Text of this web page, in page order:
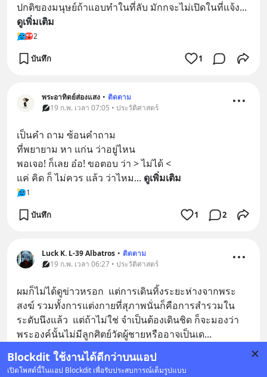
Blockdit ใช้งานได้ดีกว่าบนแอป
เปิดโพสต์นี้ในแอป Blockdit เพื่อรับประสบการณ์เต็มรูปแบบ
ปกติของมนุษย์ถ้าแอบทำในที่ลับ มักกจะไม่เปิดในที่แจ้ง...
ดูเพิ่มเติม
2
บันทึก 1
พระอาทิตย์ส่องแสง • ติดตาม
19 ก.พ. เวลา 07:05 • ประวัติศาสตร์
เป็นคำ ถาม ซ้อนคำถาม
ที่พยายาม หา แก่น ว่าอยู่ไหน
พอเจอ! ก็เลย อ๋อ! ขอตอบ ว่า > ไม่ได้ <
แค่ คิด ก็ ไม่ควร แล้ว ว่าไหม... ดูเพิ่มเติม
1
บันทึก 1 2
Luck K. L-39 Albatros • ติดตาม
19 ก.พ. เวลา 06:27 • ประวัติศาสตร์
ผมก็ไม่ได้ดูข่าวหรอก  แต่การเดินทิ้งระยะห่างจากพระ
สงฆ์ รวมทั้งการแต่งกายที่สุภาพนั่นก็คือการสำรวมใน
ระดับนึงแล้ว  แต่ถ้าไม่ใช่ จำเป็นต้องเดินชิด ก็จะมองว่า
พระองค์นั้นไม่มีลูกศิตย์วัดผู้ชายหรืออาจเป็นเด...
ดูเพิ่มเติม
1